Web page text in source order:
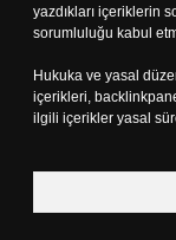
yazdıkları içeriklerin
sorumluluğu kabul
Hukuka ve yasal
içerikleri,
ilgili içerikler yasal